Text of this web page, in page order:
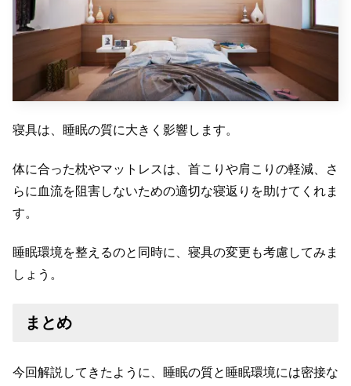
寝具は、睡眠の質に大きく影響します。
体に合った枕やマットレスは、首こりや肩こりの軽減、さ
らに血流を阻害しないための適切な寝返りを助けてくれま
す。
睡眠環境を整えるのと同時に、寝具の変更も考慮してみま
しょう。
まとめ
今回解説してきたように、睡眠の質と睡眠環境には密接な